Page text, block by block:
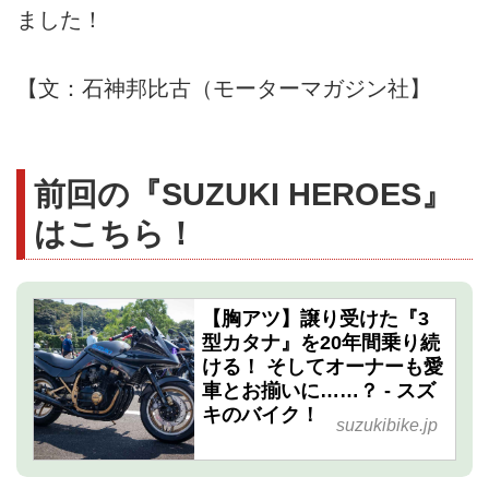
ました！
【文：石神邦比古（モーターマガジン社】
前回の『SUZUKI HEROES』
はこちら！
【胸アツ】譲り受けた『3
型カタナ』を20年間乗り続
ける！ そしてオーナーも愛
車とお揃いに……？ - スズ
キのバイク！
suzukibike.jp